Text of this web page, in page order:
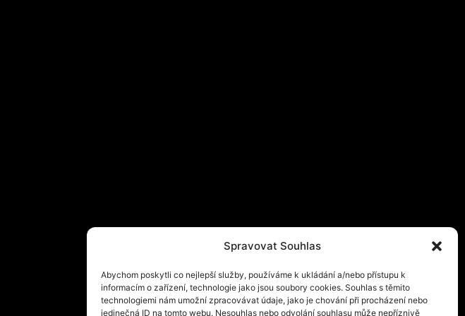
Spravovat Souhlas
Abychom poskytli co nejlepší služby, používáme k ukládání a/nebo přístupu k
informacím o zařízení, technologie jako jsou soubory cookies. Souhlas s těmito
technologiemi nám umožní zpracovávat údaje, jako je chování při procházení nebo
jedinečná ID na tomto webu. Nesouhlas nebo odvolání souhlasu může nepříznivě